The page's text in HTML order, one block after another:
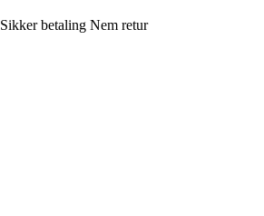
Sikker betaling Nem retur